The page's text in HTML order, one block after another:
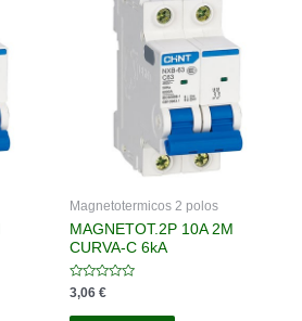
Magnetotermicos 2 polos
MAGNETOT.2P 10A 2M
CURVA-C 6kA
Rated
0
out
3,06 €